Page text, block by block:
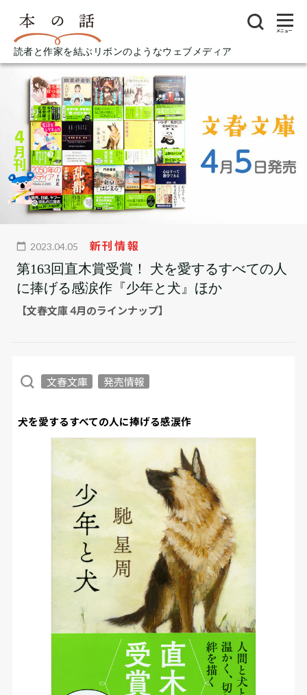
読者と作家を結ぶリボンのようなウェブメディア
メニュー
2023.04.05 新刊情報
第163回直木賞受賞！ 犬を愛するすべての人
に捧げる感涙作『少年と犬』ほか
【文春文庫 4月のラインナップ】
文春文庫 発売情報
犬を愛するすべての人に捧げる感涙作